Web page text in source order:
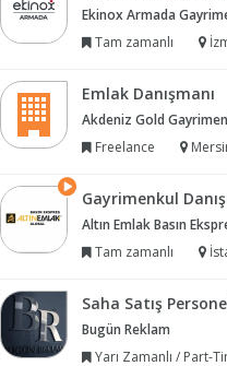
Ekinox Armada
Tam zamanlı
Emlak Danışmanı
Akdeniz Gold
Freelance
Gayrimenkul
Altın Emlak Basın
Tam zamanlı
İstanbul
Saha Satış
Bugün Reklam
Yarı Zamanlı / Part-